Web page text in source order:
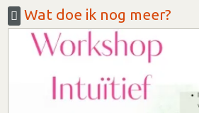
Wat doe ik nog meer?